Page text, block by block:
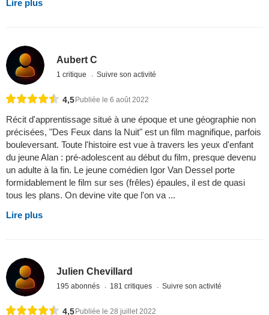
Lire plus
Aubert C
1 critique Suivre son activité
4,5Publiée le 6 août 2022
Récit d'apprentissage situé à une époque et une géographie non
précisées, "Des Feux dans la Nuit" est un film magnifique, parfois
bouleversant. Toute l'histoire est vue à travers les yeux d'enfant
du jeune Alan : pré-adolescent au début du film, presque devenu
un adulte à la fin. Le jeune comédien Igor Van Dessel porte
formidablement le film sur ses (frêles) épaules, il est de quasi
tous les plans. On devine vite que l'on va ...
Lire plus
Julien Chevillard
195 abonnés 181 critiques Suivre son activité
4,5Publiée le 28 juillet 2022